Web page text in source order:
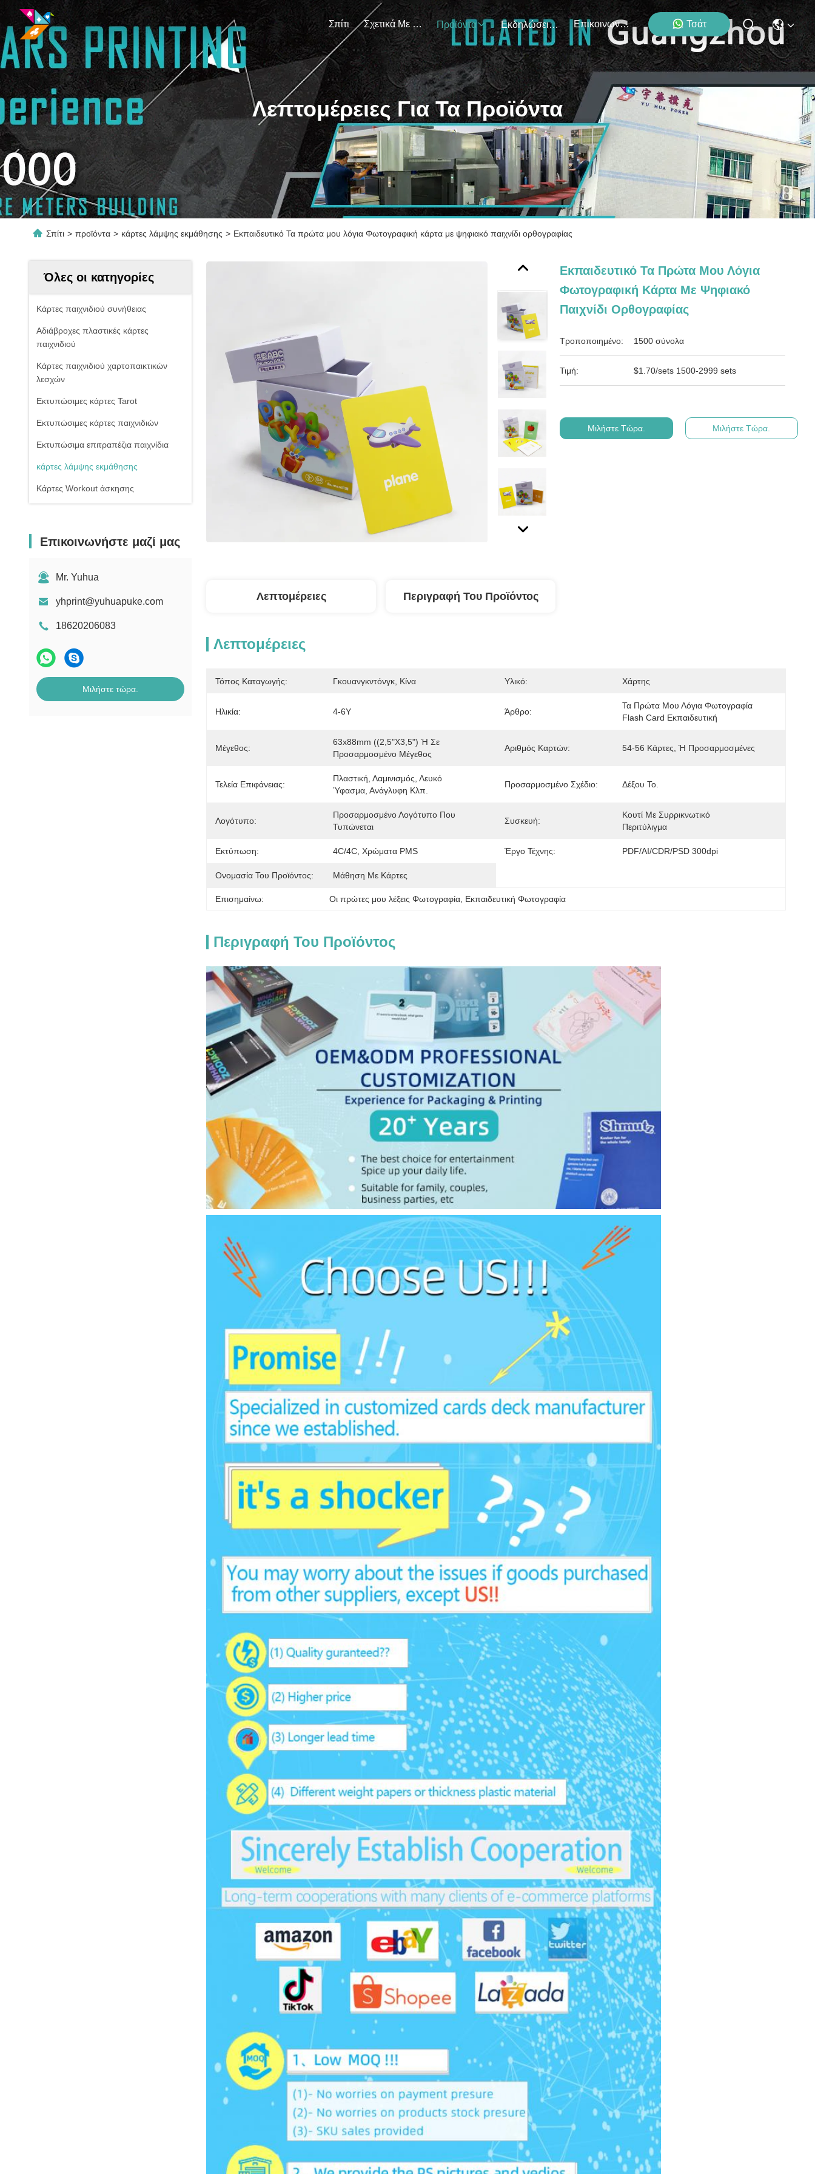
Σπίτι Σχετικά Με Εμάς Προϊόντα Εκδηλώσεις Επικοινωνήστε Μαζί Μας Τσάτ
Λεπτομέρειες Για Τα Προϊόντα
Σπίτι > προϊόντα > κάρτες λάμψης εκμάθησης > Εκπαιδευτικό Τα πρώτα μου λόγια Φωτογραφική κάρτα με ψηφιακό παιχνίδι ορθογραφίας
Όλες οι κατηγορίες
Κάρτες παιχνιδιού συνήθειας
Αδιάβροχες πλαστικές κάρτες
παιχνιδιού
Κάρτες παιχνιδιού χαρτοπαικτικών
λεσχών
Εκτυπώσιμες κάρτες Tarot
Εκτυπώσιμες κάρτες παιχνιδιών
Εκτυπώσιμα επιτραπέζια παιχνίδια
κάρτες λάμψης εκμάθησης
Κάρτες Workout άσκησης
Επικοινωνήστε μαζί μας
Mr. Yuhua
yhprint@yuhuapuke.com
18620206083
Μιλήστε τώρα.
Εκπαιδευτικό Τα Πρώτα Μου Λόγια
Φωτογραφική Κάρτα Με Ψηφιακό
Παιχνίδι Ορθογραφίας
Τροποποιημένο: 1500 σύνολα
Τιμή: $1.70/sets 1500-2999 sets
Μιλήστε Τώρα. Μιλήστε Τώρα.
Λεπτομέρειες Περιγραφή Του Προϊόντος
Λεπτομέρειες
Τόπος Καταγωγής: Γκουανγκντόνγκ, Κίνα Υλικό: Χάρτης
Ηλικία: 4-6Y Άρθρο:
Τα Πρώτα Μου Λόγια Φωτογραφία
Flash Card Εκπαιδευτική
Μέγεθος:
63x88mm ((2,5"x3,5") Ή Σε
Προσαρμοσμένο Μέγεθος
Αριθμός Καρτών: 54-56 Κάρτες, Ή Προσαρμοσμένες
Τελεία Επιφάνειας:
Πλαστική, Λαμινισμός, Λευκό
Ύφασμα, Ανάγλυφη Κλπ.
Προσαρμοσμένο Σχέδιο: Δέξου Το.
Λογότυπο:
Προσαρμοσμένο Λογότυπο Που
Τυπώνεται
Συσκευή:
Κουτί Με Συρρικνωτικό
Περιτύλιγμα
Εκτύπωση: 4C/4C, Χρώματα PMS Έργο Τέχνης: PDF/AI/CDR/PSD 300dpi
Ονομασία Του Προϊόντος: Μάθηση Με Κάρτες
Επισημαίνω: Οι πρώτες μου λέξεις Φωτογραφία Εκπαιδευτική Φωτογραφία
Περιγραφή Του Προϊόντος